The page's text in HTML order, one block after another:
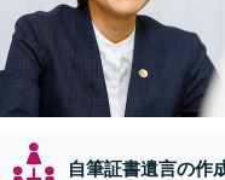
自筆証書遺言の作